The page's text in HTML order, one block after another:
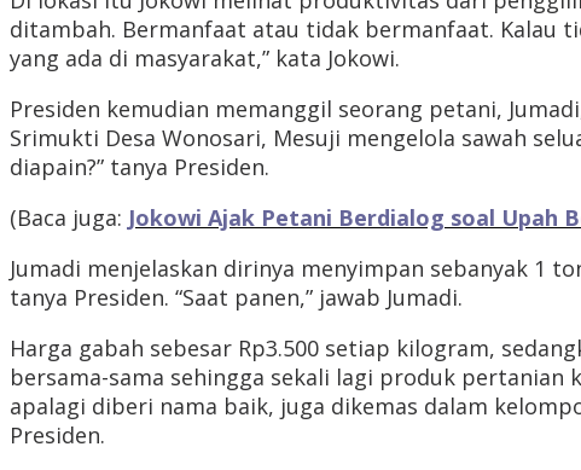
ditambah. Bermanfaat atau tidak bermanfaat. Kalau
yang ada di masyarakat,” kata Jokowi.
Presiden kemudian memanggil seorang petani,
Srimukti Desa Wonosari, Mesuji mengelola sawah
diapain?” tanya Presiden.
(Baca juga: Jokowi Ajak Petani Berdialog soal Upah
Jumadi menjelaskan dirinya menyimpan sebanyak 1
tanya Presiden. “Saat panen,” jawab Jumadi.
Harga gabah sebesar Rp3.500 setiap kilogram,
bersama-sama sehingga sekali lagi produk
apalagi diberi nama baik, juga dikemas dalam
Presiden.